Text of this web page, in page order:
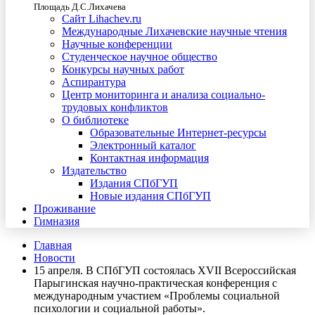
Площадь Д.С.Лихачева
Сайт Lihachev.ru
Международные Лихачевские научные чтения
Научные конференции
Студенческое научное общество
Конкурсы научных работ
Аспирантура
Центр мониторинга и анализа социально-
трудовых конфликтов
О библиотеке
Образовательные Интернет-ресурсы
Электронный каталог
Контактная информация
Издательство
Издания СПбГУП
Новые издания СПбГУП
Проживание
Гимназия
Главная
Новости
15 апреля. В СПбГУП состоялась XVII Всероссийская
Парыгинская научно-практическая конференция с
международным участием «Проблемы социальной
психологии и социальной работы».